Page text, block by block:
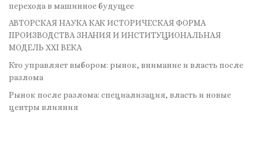
перехода в машинное будущее
АВТОРСКАЯ НАУКА КАК ИСТОРИЧЕСКАЯ ФОРМА
ПРОИЗВОДСТВА ЗНАНИЯ И ИНСТИТУЦИОНАЛЬНАЯ
МОДЕЛЬ XXI ВЕКА
Кто управляет выбором: рынок, внимание и власть после
разлома
Рынок после разлома: специализация, власть и новые
центры влияния